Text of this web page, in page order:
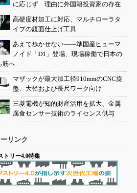
に応じず 理由に外国籍投資家の存在
高硬度材加工に対応、マルチローラタ
イプの鏡面仕上げ工具
あえて歩かせない――準国産ヒューマ
ノイド「D1」登場、現場稼働で日本の
筋へ
マザックが最大加工径910mmのCNC旋
盤、大径および長尺ワーク向け
三菱電機が知的財産活用を拡大、金属
腐食センサー技術のライセンス供与
リンク
トリー4.0特集